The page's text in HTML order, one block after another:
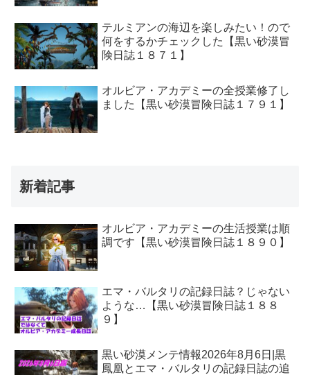
テルミアンの海辺を楽しみたい！ので
何をするかチェックした【黒い砂漠冒
険日誌１８７１】
オルビア・アカデミーの全授業修了し
ました【黒い砂漠冒険日誌１７９１】
新着記事
オルビア・アカデミーの生活授業は順
調です【黒い砂漠冒険日誌１８９０】
エマ・バルタリの記録日誌？じゃない
ような…【黒い砂漠冒険日誌１８８
９】
黒い砂漠メンテ情報2026年8月6日|黒
鳳凰とエマ・バルタリの記録日誌の追